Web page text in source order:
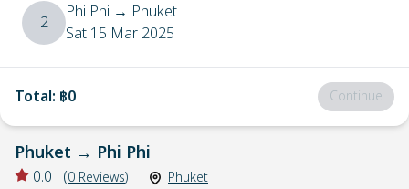
2 Phi Phi → Phuket
Sat 15 Mar 2025
Total: ฿0 Continue
Phuket → Phi Phi
0.0 (0 Reviews) Phuket